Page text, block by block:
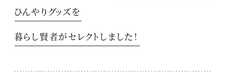
ひんやりグッズを
暮らし賢者がセレクトしました！